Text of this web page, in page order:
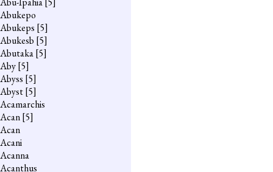
Abukepo
Abukeps [5]
Abukesb [5]
Abutaka[5]
Aby[5]
Abyss [5]
Abyst[5]
Acamarchis
Acan[5]
Acan
Acani
Acanna
Acanthus